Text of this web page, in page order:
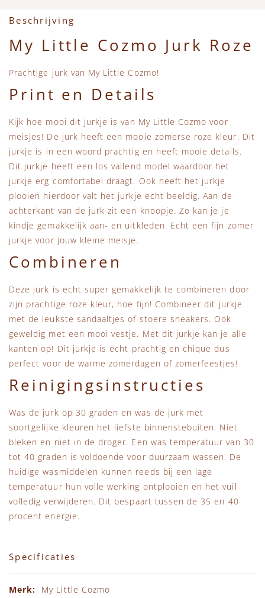
Tassen
Verzorgingsproducten
Beren
+1 in the family
New Balance
Piupiuchick
Play Up
Sproet & Sprout
Tiny Cottons
Beschrijving
My Little Cozmo Jurk Roze
Prachtige jurk van My Little Cozmo!
Print en Details
Kijk hoe mooi dit jurkje is van My Little Cozmo voor
meisjes! De jurk heeft een mooie zomerse roze kleur. Dit
jurkje is in een woord prachtig en heeft mooie details.
Dit jurkje heeft een los vallend model waardoor het
jurkje erg comfortabel draagt. Ook heeft het jurkje
plooien hierdoor valt het jurkje echt beeldig. Aan de
achterkant van de jurk zit een knoopje. Zo kan je je
kindje gemakkelijk aan- en uitkleden. Echt een fijn zomer
jurkje voor jouw kleine meisje.
Combineren
Deze jurk is echt super gemakkelijk te combineren door
zijn prachtige roze kleur, hoe fijn! Combineer dit jurkje
met de leukste sandaaltjes of stoere sneakers. Ook
geweldig met een mooi vestje. Met dit jurkje kan je alle
kanten op! Dit jurkje is echt prachtig en chique dus
perfect voor de warme zomerdagen of zomerfeestjes!
Reinigingsinstructies
Was de jurk op 30 graden en was de jurk met
soortgelijke kleuren het liefste binnenstebuiten. Niet
bleken en niet in de droger. Een was temperatuur van 30
tot 40 graden is voldoende voor duurzaam wassen. De
huidige wasmiddelen kunnen reeds bij een lage
temperatuur hun volle werking ontplooien en het vuil
volledig verwijderen. Dit bespaart tussen de 35 en 40
procent energie.
Specificaties
My Little Cozmo